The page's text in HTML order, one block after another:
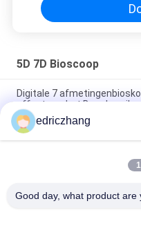
5D 7D Bioscoop
Digitale 7
effect van het Beenbereik
6 DOF het Vermaak7d
Het verbazen Schietend
edriczhang
Good day, what product are